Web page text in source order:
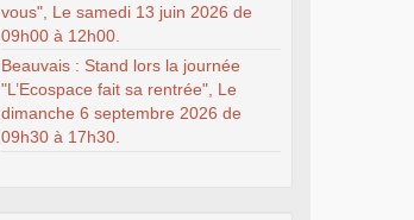
vous", Le samedi 13 juin 2026 de
09h00 à 12h00.
Beauvais : Stand lors la journée
"L’Ecospace fait sa rentrée", Le
dimanche 6 septembre 2026 de
09h30 à 17h30.